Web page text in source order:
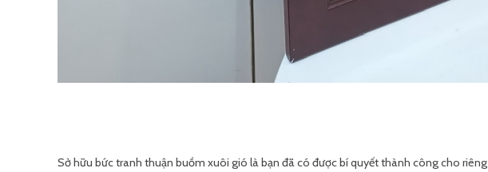
Sở hữu bức tranh thuận buồm xuôi gió là bạn đã có được bí quyết thành công cho